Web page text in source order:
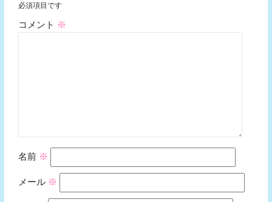
必須項目です
コメント ※
名前 ※
メール ※